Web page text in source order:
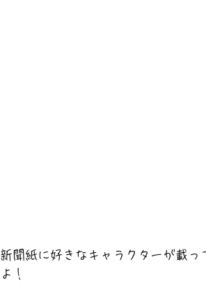
新聞紙に好きなキャラクターが載
よ！